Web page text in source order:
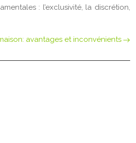
: l’exclusivité, la discrétion,
avantages et inconvénients